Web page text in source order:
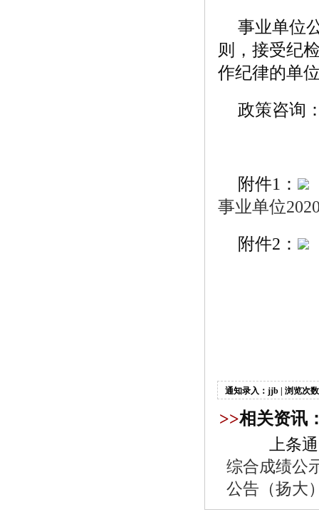
事业单位
则，接受纪
作纪律的单
政策咨询
附件1：
事业单位
附件2：
通知录入：jjb | 浏览次数
>>相关资讯
上条
综合成绩公
公告（扬大